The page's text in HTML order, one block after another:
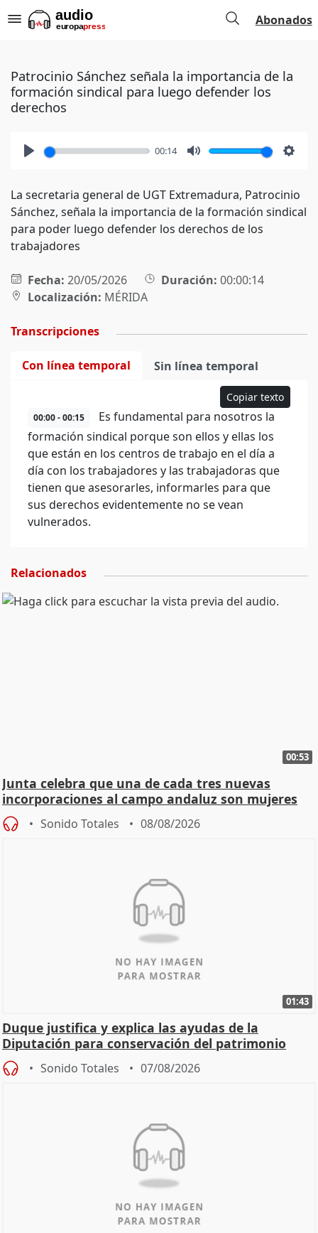
Abonados
Patrocinio Sánchez señala la importancia de la
formación sindical para luego defender los
derechos
00:14
La secretaria general de UGT Extremadura, Patrocinio
Sánchez, señala la importancia de la formación sindical
para poder luego defender los derechos de los
trabajadores
Fecha: 20/05/2026 Duración: 00:00:14
Localización: MÉRIDA
Transcripciones
Con línea temporal Sin línea temporal
Copiar texto
00:00 - 00:15
Es fundamental para nosotros la
formación sindical porque son ellos y ellas los
que están en los centros de trabajo en el día a
día con los trabajadores y las trabajadoras que
tienen que asesorarles, informarles para que
sus derechos evidentemente no se vean
vulnerados.
Relacionados
00:53
Junta celebra que una de cada tres nuevas
incorporaciones al campo andaluz son mujeres
jóvenes
Sonido Totales 08/08/2026
01:43
Duque justifica y explica las ayudas de la
Diputación para conservación del patrimonio
Sonido Totales 07/08/2026